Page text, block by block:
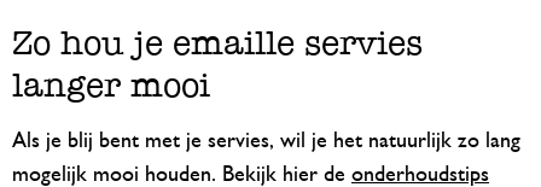
Zo hou je emaille servies
langer mooi
Als je blij bent met je servies, wil je het natuurlijk zo lang
mogelijk mooi houden. Bekijk hier de onderhoudstips